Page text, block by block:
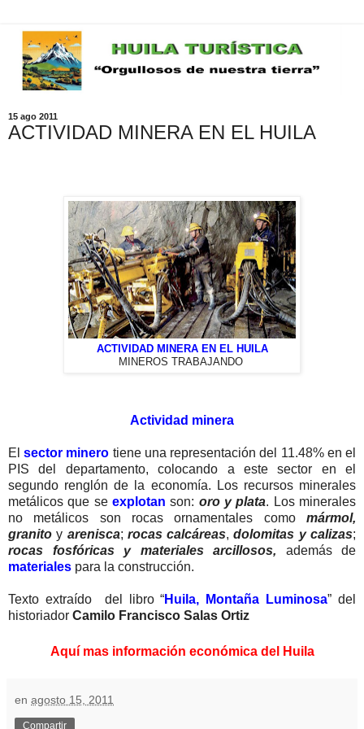
15 ago 2011
ACTIVIDAD MINERA EN EL HUILA
ACTIVIDAD MINERA EN EL HUILA
MINEROS TRABAJANDO
Actividad minera
Elsector minero tiene una representación del 11.48% en el
PIS del departamento, colocando a este sector en el
segundo renglón de la economía. Los recursos minerales
metálicos que se explotan son: oro y plata. Los minerales
no metálicos son rocas ornamentales como mármol,
granito y arenisca; rocas calcáreas,dolomitas y calizas;
rocas fosfóricas y materiales arcillosos, además de
materiales para la construcción.
Texto extraído del libro “Huila, Montaña Luminosa” del
historiador Camilo Francisco Salas Ortiz
Aquí mas información económica del Huila
en agosto 15, 2011
Compartir